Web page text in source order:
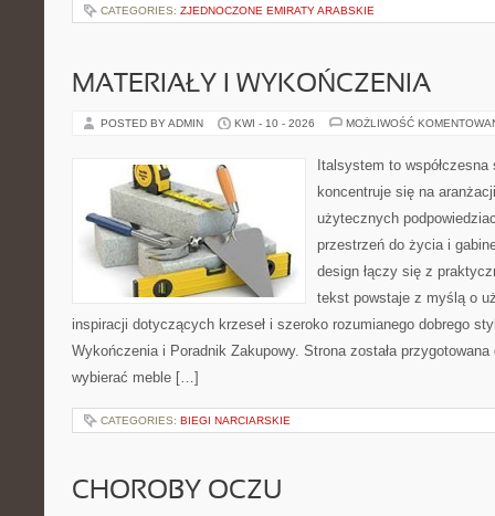
CATEGORIES: ZJEDNOCZONE EMIRATY ARABSKIE
MATERIAŁY I WYKOŃCZENIA
POSTED BY ADMIN KWI - 10 - 2026 MOŻLIWOŚĆ
Italsystem to
koncentruje się na
użytecznych
przestrzeń do życia i
design łączy się z
tekst powstaje z myślą o
inspiracji dotyczących krzeseł i szeroko rozumianego dobrego
Wykończenia i Poradnik Zakupowy. Strona została
wybierać meble […]
CATEGORIES: BIEGI NARCIARSKIE
CHOROBY OCZU